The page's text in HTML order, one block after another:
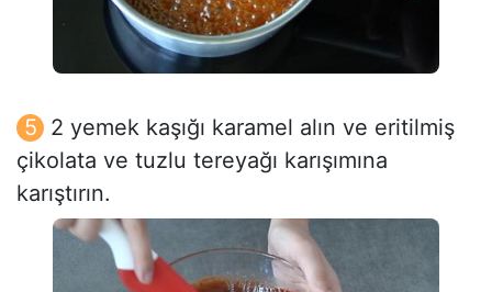
2 yemek kaşığı karamel alın ve eritilmiş
çikolata ve tuzlu tereyağı karışımına
karıştırın.